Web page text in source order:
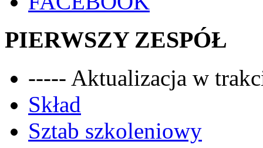
PIERWSZY ZESPÓŁ
----- Aktualizacja w
Skład
Sztab szkoleniowy